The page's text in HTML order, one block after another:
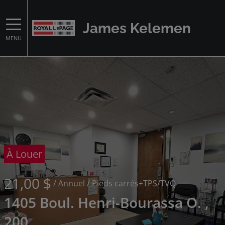
MENU
James Kelemen
À Louer
21,00 $/ Annuel / Pieds carrés+TPS/TVQ
1405 Boul. Henri-Bourassa O. ,